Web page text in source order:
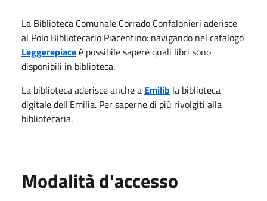
La Biblioteca Comunale Corrado Confalonieri aderisce
al Polo Bibliotecario Piacentino: navigando nel catalogo
Leggerepiaceè possibile sapere quali libri sono
disponibili in biblioteca.
La biblioteca aderisce anche a Emilib la biblioteca
digitale dell'Emilia. Per saperne di più rivolgiti alla
bibliotecaria.
Modalità d'accesso